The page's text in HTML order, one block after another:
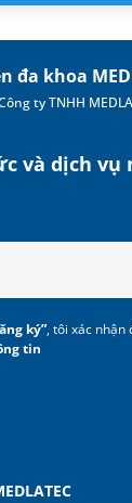
đa khoa
ty TNHH
và dịch vụ
ký”, tôi xác nhận
tin